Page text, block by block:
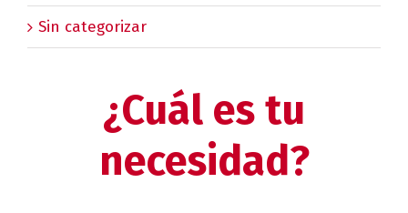
Sin categorizar
¿Cuál es tu
necesidad?